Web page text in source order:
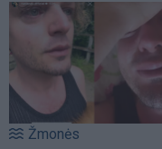
Žmonės